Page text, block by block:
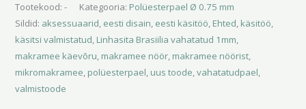
Tootekood:- Kategooria: Polüesterpael Ø 0.75 mm
Sildid: aksessuaarid, eesti disain, eesti käsitöö, Ehted, käsitöö,
käsitsi valmistatud, Linhasita Brasiilia vahatatud 1mm,
makramee käevõru, makramee nöör, makramee nöörist,
mikromakramee, polüesterpael, uus toode,vahatatudpael,
valmistoode